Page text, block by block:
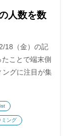
人数を数
18（金）の記
ことで端末側
ングに注目が集
ミング